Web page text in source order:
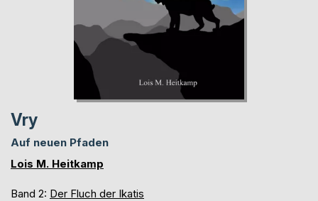
Vry
Auf neuen Pfaden
Lois M. Heitkamp
Band 2: Der Fluch der Ikatis